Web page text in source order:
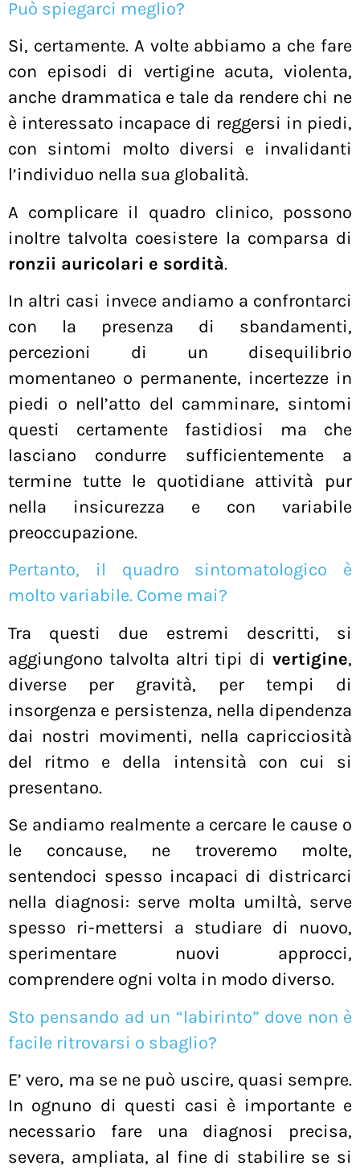
Può spiegarci meglio?
Si, certamente. A volte abbiamo a che fare
con episodi di vertigine acuta, violenta,
anche drammatica e tale da rendere chi ne
è interessato incapace di reggersi in piedi,
con sintomi molto diversi e invalidanti
l’individuo nella sua globalità.
A complicare il quadro clinico, possono
inoltre talvolta coesistere la comparsa di
ronzii auricolari e sordità.
In altri casi invece andiamo a confrontarci
con la presenza di sbandamenti,
percezioni di un disequilibrio
momentaneo o permanente, incertezze in
piedi o nell’atto del camminare, sintomi
questi certamente fastidiosi ma che
lasciano condurre sufficientemente a
termine tutte le quotidiane attività pur
nella insicurezza e con variabile
preoccupazione.
Pertanto, il quadro sintomatologico è
molto variabile. Come mai?
Tra questi due estremi descritti, si
aggiungono talvolta altri tipi di vertigine,
diverse per gravità, per tempi di
insorgenza e persistenza, nella dipendenza
dai nostri movimenti, nella capricciosità
del ritmo e della intensità con cui si
presentano.
Se andiamo realmente a cercare le cause o
le concause, ne troveremo molte,
sentendoci spesso incapaci di districarci
nella diagnosi: serve molta umiltà, serve
spesso ri-mettersi a studiare di nuovo,
sperimentare nuovi approcci,
comprendere ogni volta in modo diverso.
Sto pensando ad un “labirinto” dove non è
facile ritrovarsi o sbaglio?
E’ vero, ma se ne può uscire, quasi sempre.
In ognuno di questi casi è importante e
necessario fare una diagnosi precisa,
severa, ampliata, al fine di stabilire se si